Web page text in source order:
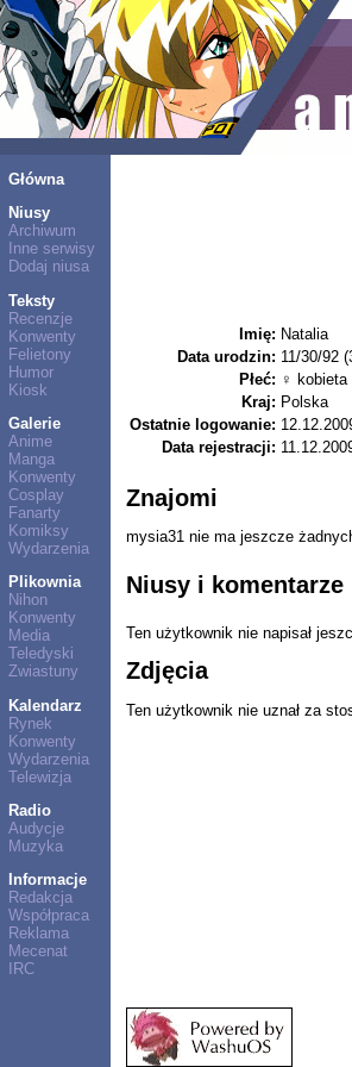
Główna
Niusy
Archiwum
Inne serwisy
Dodaj niusa
Teksty
Recenzje
Konwenty
Felietony
Humor
Kiosk
Galerie
Anime
Manga
Konwenty
Cosplay
Fanarty
Komiksy
Wydarzenia
Plikownia
Nihon
Konwenty
Media
Teledyski
Zwiastuny
Kalendarz
Rynek
Konwenty
Wydarzenia
Telewizja
Radio
Audycje
Muzyka
Informacje
Redakcja
Współpraca
Reklama
Mecenat
IRC
Imię: Natalia
Data urodzin: 11/30/92
Płeć: ♀ kobieta
Kraj: Polska
Ostatnie logowanie:
Data rejestracji:
Znajomi
mysia31 nie ma jeszcze
Niusy i komentarze
Ten użytkownik nie napisał
Zdjęcia
Ten użytkownik nie uznał za